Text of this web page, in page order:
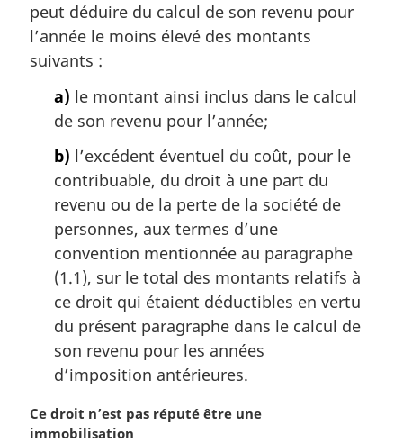
g
i
n
peut déduire du calcul de son revenu pour
l’année le moins élevé des montants
suivants :
a) le montant ainsi inclus dans le calcul
de son revenu pour l’année;
b) l’excédent éventuel du coût, pour le
contribuable, du droit à une part du
revenu ou de la perte de la société de
personnes, aux termes d’une
convention mentionnée au paragraphe
(1.1), sur le total des montants relatifs à
ce droit qui étaient déductibles en vertu
du présent paragraphe dans le calcul de
son revenu pour les années
d’imposition antérieures.
N
o
Ce droit n’est pas réputé être une
immobilisation